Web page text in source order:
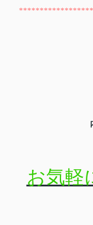
お気軽